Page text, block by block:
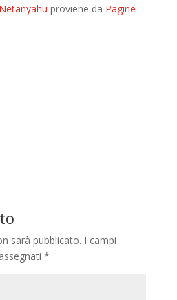
proviene da Pagine
sarà pubblicato. I campi
*